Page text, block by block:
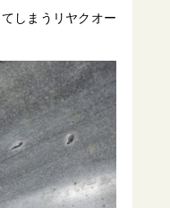
しまうリヤクオー